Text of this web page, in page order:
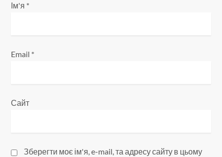
в
Ім'я *
Email *
Сайт
Зберегти моє ім'я, e-mail, та адресу сайту в цьому